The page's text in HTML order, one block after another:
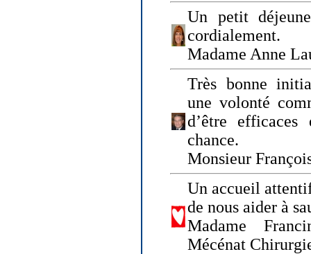
Un petit
cordialement.
Madame Anne
Très bonne
une volonté
d’être
chance.
Monsieur
Un accueil
de nous aider à
Madame
Mécénat